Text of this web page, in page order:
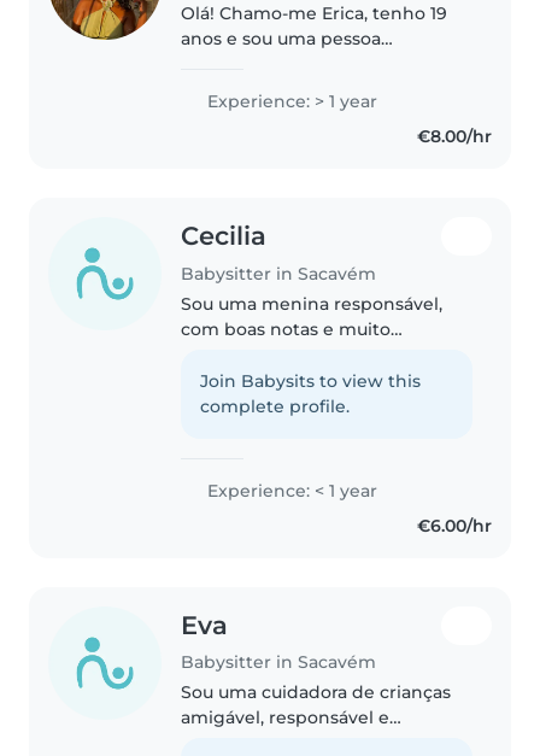
Olá! Chamo-me Erica, tenho 19
anos e sou uma pessoa
Adoro passar tempo com
crianças e criar atividades que
promovam o seu bem-estar e
Experience: > 1 year
€8.00/hr
Cecilia
Babysitter in Sacavém
Sou uma menina responsável,
com boas notas e muito
trabalhar com crianças e estou a
procurar seguir essa paixão
Join Babysits to view this
complete profile.
Experience: < 1 year
€6.00/hr
Eva
Babysitter in Sacavém
Sou uma cuidadora de crianças
amigável, responsável e